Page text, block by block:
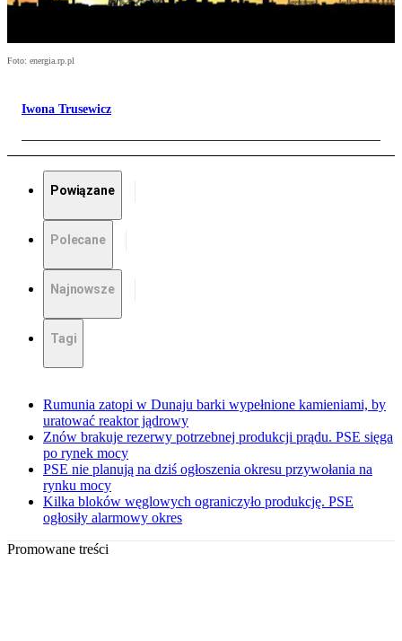
Foto: energia.rp.pl
Iwona Trusewicz
Powiązane
Polecane
Najnowsze
Tagi
Rumunia zatopi w Dunaju barki wypełnione kamieniami, by
uratować reaktor jądrowy
Znów brakuje rezerwy potrzebnej produkcji prądu. PSE sięga
po rynek mocy
PSE nie planują na dziś ogłoszenia okresu przywołania na
rynku mocy
Kilka bloków węglowych ograniczyło produkcję. PSE
ogłosiły alarmowy okres
Promowane treści